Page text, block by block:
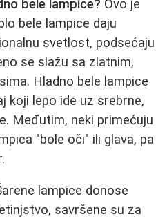
bele lampice? Ovo je
bele lampice daju
svetlost, podsećaju
se slažu sa zlatnim,
Hladno bele lampice
koji lepo ide uz srebrne,
Međutim, neki primećuju
"bole oči" ili glava, pa
lampice donose
savršene su za